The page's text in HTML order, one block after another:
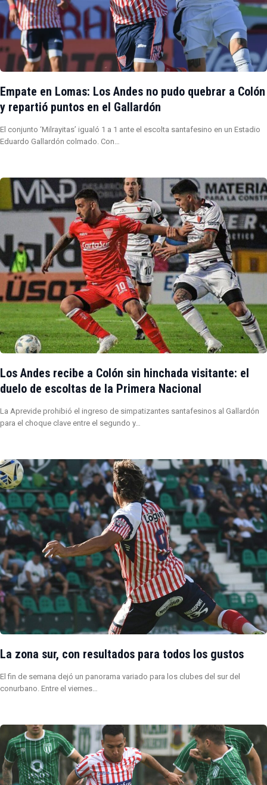
Empate en Lomas: Los Andes no pudo quebrar a Colón
y repartió puntos en el Gallardón
El conjunto ‘Milrayitas’ igualó 1 a 1 ante el escolta santafesino en un Estadio
Eduardo Gallardón colmado. Con…
Los Andes recibe a Colón sin hinchada visitante: el
duelo de escoltas de la Primera Nacional
La Aprevide prohibió el ingreso de simpatizantes santafesinos al Gallardón
para el choque clave entre el segundo y…
La zona sur, con resultados para todos los gustos
El fin de semana dejó un panorama variado para los clubes del sur del
conurbano. Entre el viernes…